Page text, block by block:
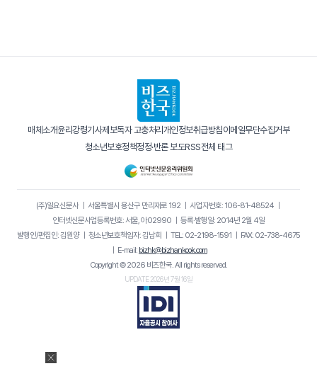
매체소개윤리강령기사제보독자 고충처리 개인정보취급방침이메일무단수집거부
청소년보호정책정정·반론 보도RSS전체 태그
(주)일요신문사｜ 서울특별시 용산구 만리재로 192｜ 사업자번호: 106-81-48524｜
인터넷신문사업등록번호: 서울, 아02990 ｜ 등록·발행일: 2014년 2월 4일
발행인/편집인: 김원양｜ 청소년보호책임자: 김남희 ｜ TEL: 02-2198-1591 ｜ FAX: 02-738-4675
｜ E-mail: bizhk@bizhankook.com
Copyright © 2026 비즈한국. All rights reserved.
UPDATE 2026년 7월 16일